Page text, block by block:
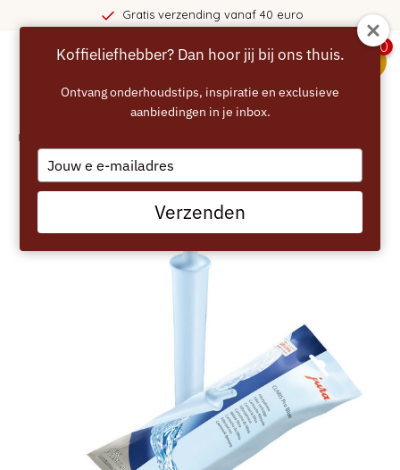
Gratis verzending vanaf 40 euro
0
Home
Koffieliefhebber? Dan hoor jij bij ons thuis.
Ontvang onderhoudstips, inspiratie en exclusieve
aanbiedingen in je inbox.
Type
your
email
Verzenden